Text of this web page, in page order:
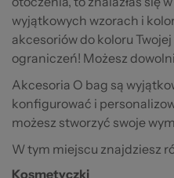
wyjątkowych wzorach i
akcesoriów do koloru
ograniczeń! Możesz
Akcesoria O bag są
konfigurować i
możesz stworzyć swoje
W tym miejscu znajdziesz
Kosmetyczki